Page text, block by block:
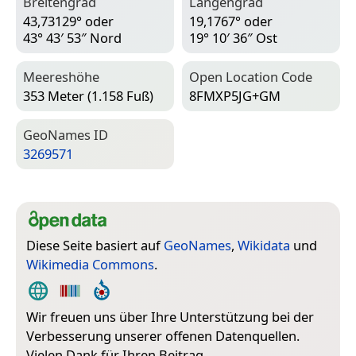
43,73129° oder
43° 43′ 53″ Nord
19,1767° oder
19° 10′ 36″ Ost
Meereshöhe
353 Meter (1.158 Fuß)
Open Location Code
8FMXP5JG+GM
Geo­Names ID
3269571
Diese Seite basiert aufGeoNames, Wikidata und
Wikimedia Commons.
Wir freuen uns über Ihre Unterstützung bei der
Verbesserung unserer offenen Datenquellen.